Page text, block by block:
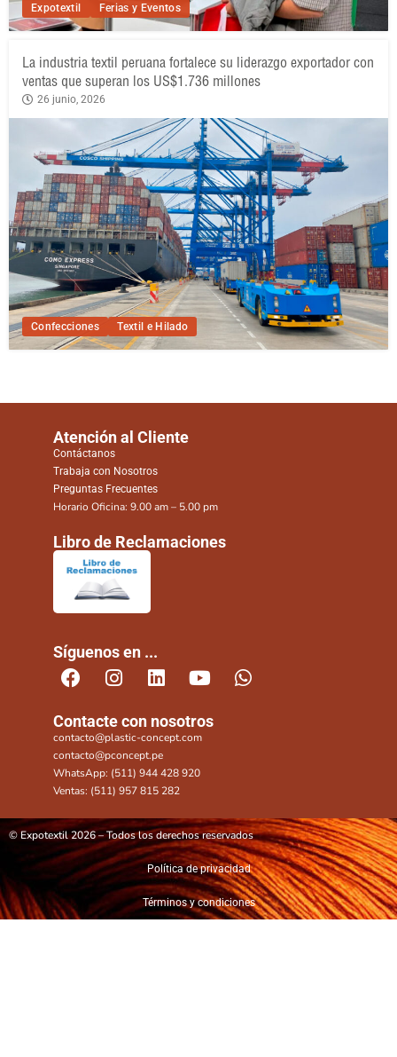
Expotextil Ferias y Eventos
Confecciones Textil e Hilado
La industria textil peruana fortalece su liderazgo exportador con
ventas que superan los US$1.736 millones
26 junio, 2026
Atención al Cliente
Contáctanos
Trabaja con Nosotros
Preguntas Frecuentes
Horario Oficina: 9.00 am – 5.00 pm
Libro de Reclamaciones
Síguenos en ...
Contacte con nosotros
contacto@plastic-concept.com
contacto@pconcept.pe
WhatsApp: (511) 944 428 920
Ventas: (511) 957 815 282
© Expotextil 2026 – Todos los derechos reservados
Política de privacidad
Términos y condiciones